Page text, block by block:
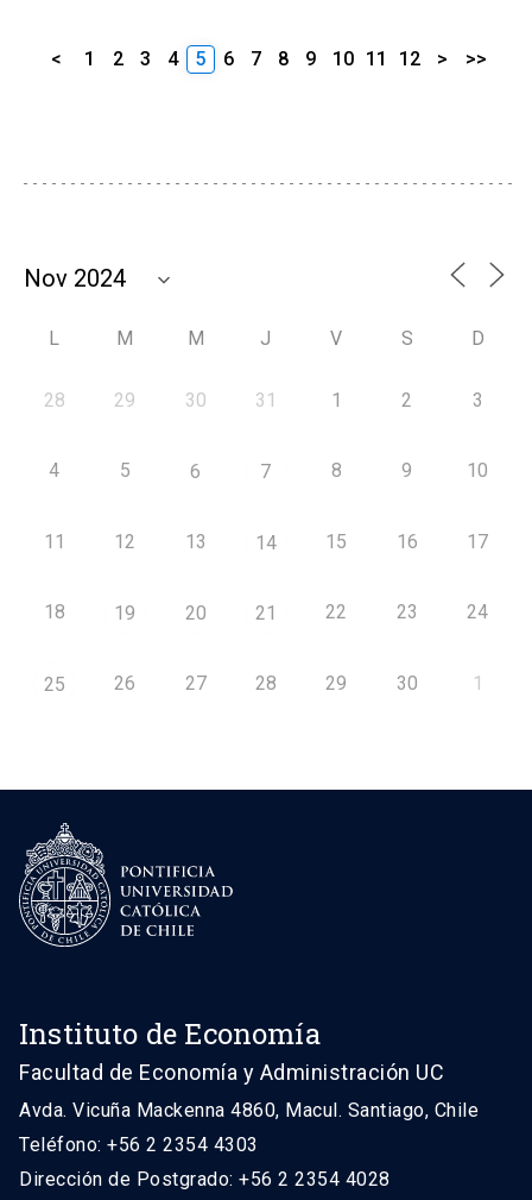
< 1 2 3 4 5 6 7 8 9 10 11 12 > >>
L M M J V S D
28 29 30 31 1 2 3
4 5 6 7 8 9 10
11 12 13 14 15 16 17
18 19 20 21 22 23 24
25 26 27 28 29 30 1
Instituto de Economía
Facultad de Economía y Administración UC
Avda. Vicuña Mackenna 4860, Macul. Santiago, Chile
Teléfono: +56 2 2354 4303
Dirección de Postgrado: +56 2 2354 4028